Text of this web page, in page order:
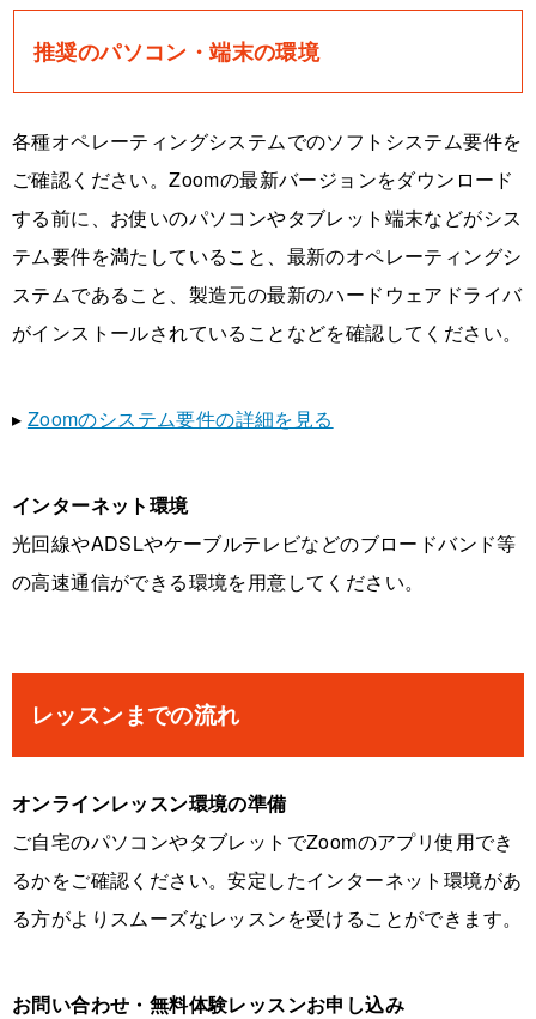
推奨のパソコン・端末の環境
各種オペレーティングシステムでのソフトシステム要件を
ご確認ください。Zoomの最新バージョンをダウンロード
する前に、お使いのパソコンやタブレット端末などがシス
テム要件を満たしていること、最新のオペレーティングシ
ステムであること、製造元の最新のハードウェアドライバ
がインストールされていることなどを確認してください。
▸ Zoomのシステム要件の詳細を見る
インターネット環境
光回線やADSLやケーブルテレビなどのブロードバンド等
の高速通信ができる環境を用意してください。
レッスンまでの流れ
オンラインレッスン環境の準備
ご自宅のパソコンやタブレットでZoomのアプリ使用でき
るかをご確認ください。安定したインターネット環境があ
る方がよりスムーズなレッスンを受けることができます。
お問い合わせ・無料体験レッスンお申し込み